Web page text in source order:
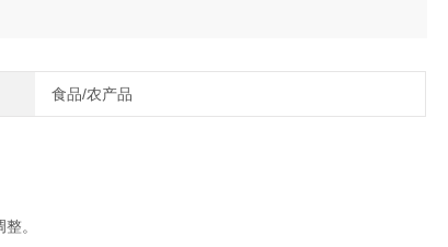
食品/农产品
。